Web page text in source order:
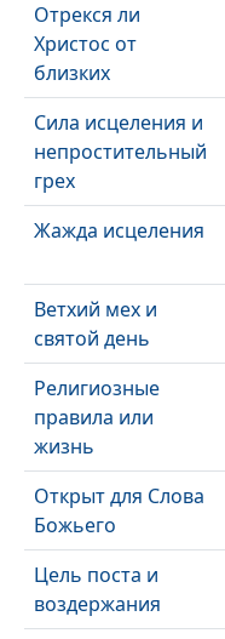
Отрекся ли
Христос от
близких
Сила исцеления и
непростительный
грех
Жажда исцеления
Ветхий мех и
святой день
Религиозные
правила или
жизнь
Открыт для Слова
Божьего
Цель поста и
воздержания